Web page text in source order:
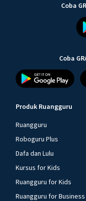
Coba
Coba
Produk Ruangguru
Ruangguru
Roboguru Plus
Dafa dan Lulu
Kursus for Kids
Ruangguru for Kids
Ruangguru for Business